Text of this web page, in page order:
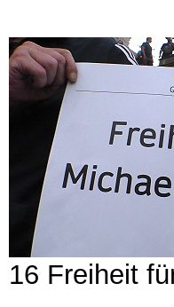
16 Freiheit